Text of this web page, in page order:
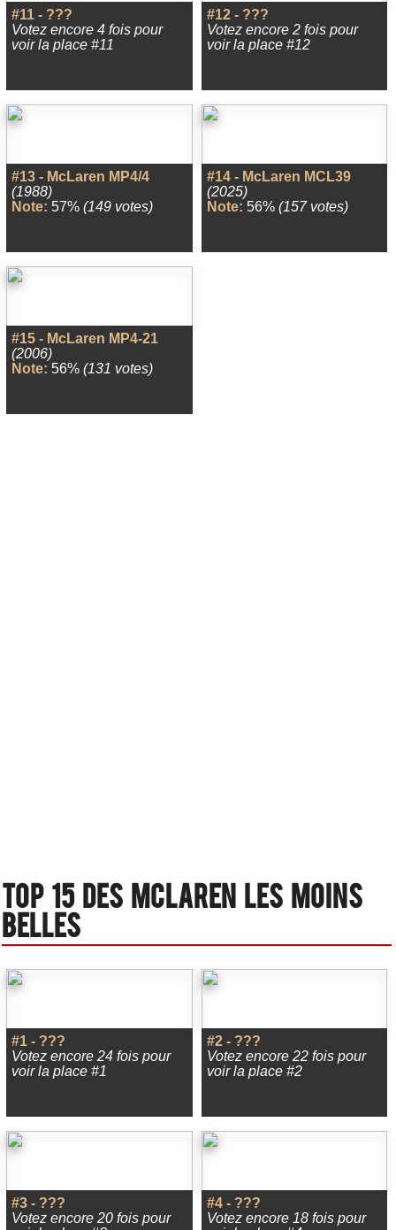
#11 - ???
Votez encore 4 fois pour
voir la place #11
#12 - ???
Votez encore 2 fois pour
voir la place #12
#13 - McLaren MP4/4
(1988)
Note: 57% (149 votes)
#14 - McLaren MCL39
(2025)
Note: 56% (157 votes)
#15 - McLaren MP4-21
(2006)
Note: 56% (131 votes)
Top 15 des Mclaren les moins
belles
#1 - ???
Votez encore 24 fois pour
voir la place #1
#2 - ???
Votez encore 22 fois pour
voir la place #2
#3 - ???
Votez encore 20 fois pour
#4 - ???
Votez encore 18 fois pour